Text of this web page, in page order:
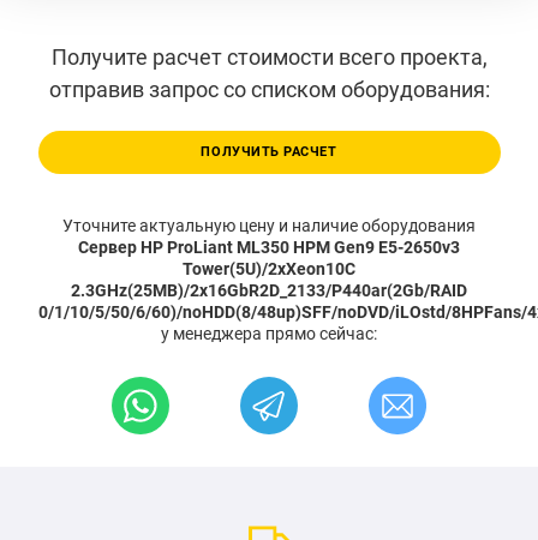
Получите расчет стоимости всего проекта,
отправив запрос со списком оборудования:
ПОЛУЧИТЬ РАСЧЕТ
Уточните актуальную цену и наличие оборудования
Сервер HP ProLiant ML350 HPM Gen9 E5-2650v3
Tower(5U)/2xXeon10C
2.3GHz(25MB)/2x16GbR2D_2133/P440ar(2Gb/RAID
0/1/10/5/50/6/60)/noHDD(8/48up)SFF/noDVD/iLOstd/8HPFans/
у менеджера прямо сейчас: